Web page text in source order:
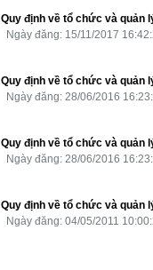
Quy định về tổ chức và quản
Ngày đăng: 15/11/2017
Quy định về tổ chức và quản
Ngày đăng: 28/06/2016
Quy định về tổ chức và quản
Ngày đăng: 28/06/2016
Quy định về tổ chức và quản
Ngày đăng: 04/05/2011